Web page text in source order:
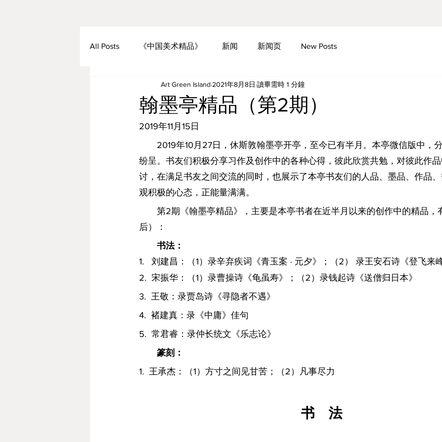
All Posts 《中国美术精品》 新闻 新闻页 New Posts
翰墨亭精品（第2期）
Art Green Island 2021年8月8日 讀畢需時 1 分鐘
2019年11月15日
2019年10月27日，休斯敦翰墨亭开亭，至今已有半月。本亭微信版中，
纷呈。书友们积极分享习作及创作中的各种心得，彼此欣赏共勉，对彼此作
讨，在满足书友之间交流的同时，也展示了本亭书友们的人品、墨品、作品
观积极的心态，正能量满满。
第2期《翰墨亭精品》，主要是本亭书者在近半月以来的创作中的精品，
后）：
书法：
1.   刘建昌：（1）录辛弃疾词《青玉案 · 元夕》；（2） 录王安石诗《登飞来
2.  宋振华：（1）录曹操诗《龟虽寿》；（2）录钱起诗《送僧归日本》
3.  王敬：录贾岛诗《寻隐者不遇》
4.  褚建真：录《中庸》佳句
5.  常君睿：录仲长统文《乐志论》
篆刻：
1.  王承杰：（1）方寸之间见甘苦；（2）凡事尽力
书　法